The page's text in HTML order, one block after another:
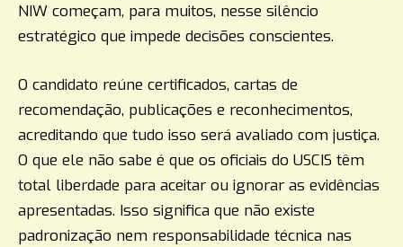
NIW começam, para muitos, nesse silêncio
estratégico que impede decisões conscientes.
O candidato reúne certificados, cartas de
recomendação, publicações e reconhecimentos,
acreditando que tudo isso será avaliado com justiça.
O que ele não sabe é que os oficiais do USCIS têm
total liberdade para aceitar ou ignorar as evidências
apresentadas. Isso significa que não existe
padronização nem responsabilidade técnica nas